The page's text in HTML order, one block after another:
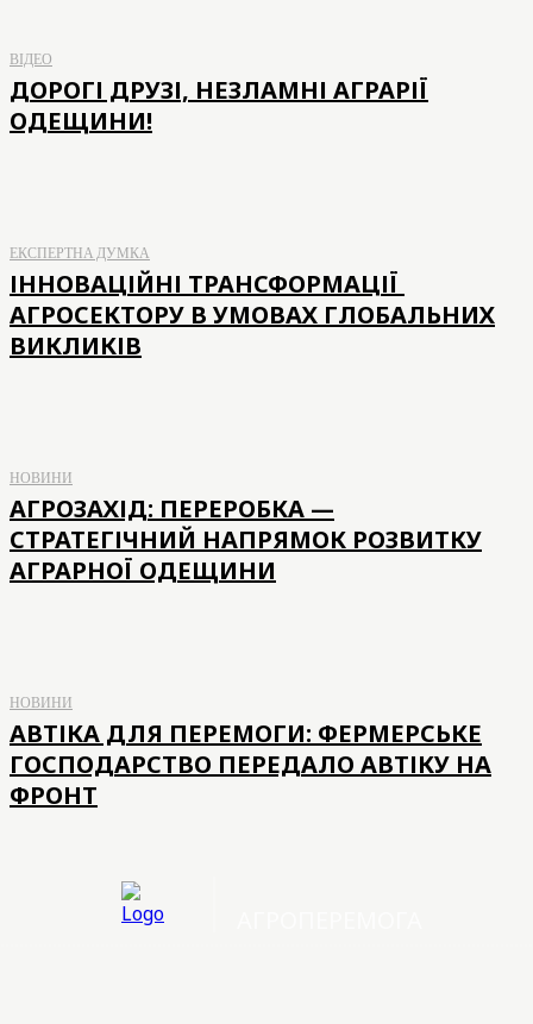
ВІДЕО
ДОРОГІ ДРУЗІ, НЕЗЛАМНІ АГРАРІЇ
ОДЕЩИНИ!
ЕКСПЕРТНА ДУМКА
ІННОВАЦІЙНІ ТРАНСФОРМАЦІЇ
АГРОСЕКТОРУ В УМОВАХ ГЛОБАЛЬНИХ
ВИКЛИКІВ
НОВИНИ
АГРОЗАХІД: ПЕРЕРОБКА —
СТРАТЕГІЧНИЙ НАПРЯМОК РОЗВИТКУ
АГРАРНОЇ ОДЕЩИНИ
НОВИНИ
АВТІКА ДЛЯ ПЕРЕМОГИ: ФЕРМЕРСЬКЕ
ГОСПОДАРСТВО ПЕРЕДАЛО АВТІКУ НА
ФРОНТ